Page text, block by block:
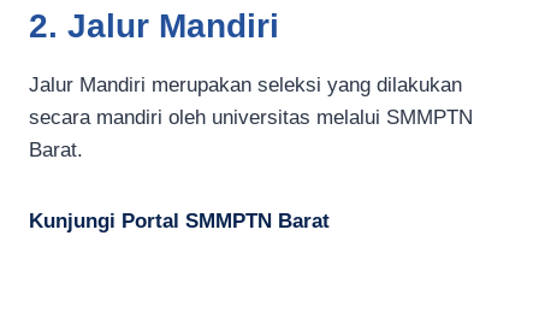
2. Jalur Mandiri
Jalur Mandiri merupakan seleksi yang dilakukan
secara mandiri oleh universitas melalui SMMPTN
Barat.
Kunjungi Portal SMMPTN Barat